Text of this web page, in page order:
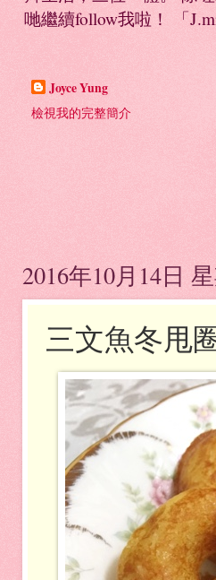
哋繼續follow我啦！ 「
Joyce Yung
檢視我的完整簡介
2016年10月14日
三文魚冬甩